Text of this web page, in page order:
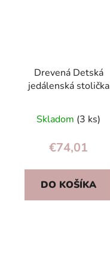
Drevená Detská
jedálenská stolička
Skladom (3 ks)
€74,01
DO KOŠÍKA